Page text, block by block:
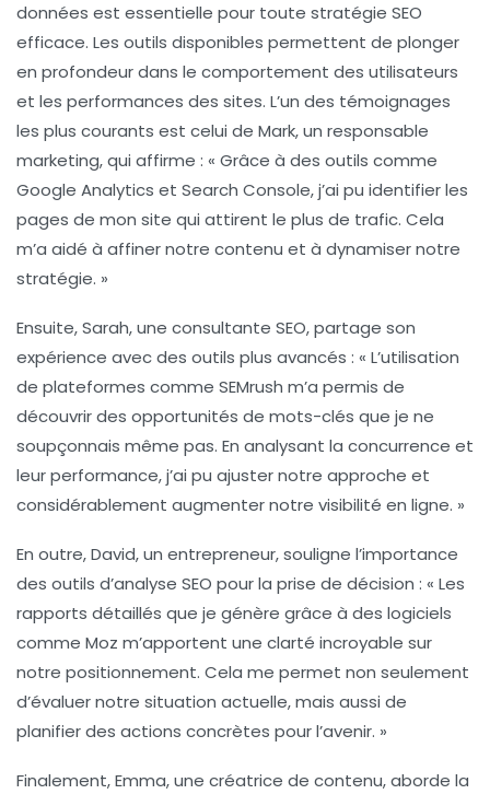
données est essentielle pour toute stratégie SEO
efficace. Les outils disponibles permettent de plonger
en profondeur dans le comportement des utilisateurs
et les performances des sites. L’un des témoignages
les plus courants est celui de Mark, un responsable
marketing, qui affirme : « Grâce à des outils comme
Google Analytics et Search Console, j’ai pu identifier les
pages de mon site qui attirent le plus de trafic. Cela
m’a aidé à affiner notre contenu et à dynamiser notre
stratégie. »
Ensuite, Sarah, une consultante SEO, partage son
expérience avec des outils plus avancés : « L’utilisation
de plateformes comme SEMrush m’a permis de
découvrir des opportunités de mots-clés que je ne
soupçonnais même pas. En analysant la concurrence et
leur performance, j’ai pu ajuster notre approche et
considérablement augmenter notre visibilité en ligne. »
En outre, David, un entrepreneur, souligne l’importance
des outils d’analyse SEO pour la prise de décision : « Les
rapports détaillés que je génère grâce à des logiciels
comme Moz m’apportent une clarté incroyable sur
notre positionnement. Cela me permet non seulement
d’évaluer notre situation actuelle, mais aussi de
planifier des actions concrètes pour l’avenir. »
Finalement, Emma, une créatrice de contenu, aborde la